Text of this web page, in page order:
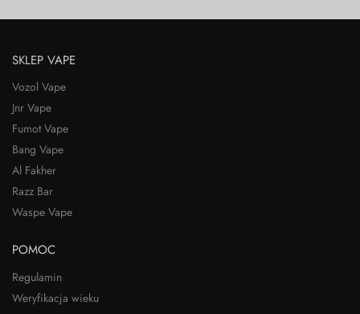
SKLEP VAPE
Vozol Vape
Jnr Vape
Fumot Vape
Bang Vape
Al Fakher
Razz Bar
Waspe Vape
POMOC
Regulamin
Weryfikacja wieku